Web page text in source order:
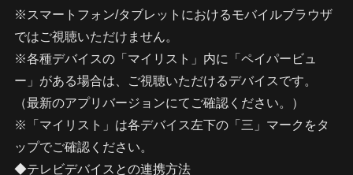
※スマートフォン/タブレットにおけるモバイルブラウザ
ではご視聴いただけません。
※各種デバイスの「マイリスト」内に「ペイパービュ
ー」がある場合は、ご視聴いただけるデバイスです。
（最新のアプリバージョンにてご確認ください。）
※「マイリスト」は各デバイス左下の「三」マークをタ
ップでご確認ください。
◆テレビデバイスとの連携方法